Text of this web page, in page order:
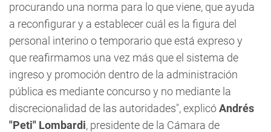
procurando una norma para lo que viene, que ayuda
a reconfigurar y a establecer cuál es la figura del
personal interino o temporario que está expreso y
que reafirmamos una vez más que el sistema de
ingreso y promoción dentro de la administración
pública es mediante concurso y no mediante la
discrecionalidad de las autoridades", explicóAndrés
"Peti" Lombardi, presidente de la Cámara de